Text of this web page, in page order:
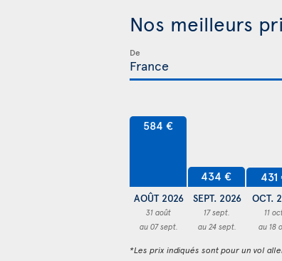
Nos meilleurs
De
584 €
AOÛT 2026
31 août
au 07 sept.
434 €
SEPT. 2026
17 sept.
au 24 sept.
431
OCT.
11
au 18
*Les prix indiqués sont pour un vol